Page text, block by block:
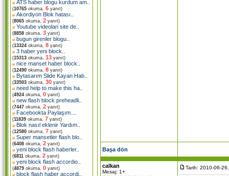
ATS haber blogu kurdum am
(10765 okuma, 6 yanıt)
Akordiyon Blok hatası
(8065 okuma, 2 yanıt)
Youtube videolari site de
(8858 okuma, 3 yanıt)
bugun girenler blogu
(13324 okuma, 8 yanıt)
3 haber yeni block
(15313 okuma, 13 yanıt)
nice manset haber block
(12490 okuma, 8 yanıt)
Bytasarım Slide Kayan Hab
(33503 okuma, 30 yanıt)
need help to make this ha
(4924 okuma, 0 yanıt)
new flash block preheadli
(7447 okuma, 2 yanıt)
Facebookta Paylaşım..
(11839 okuma, 7 yanıt)
Blok nasıl eklenir Yardım
(12580 okuma, 7 yanıt)
Super mansetler flash blo
(6408 okuma, 2 yanıt)
yeni block flash haberler..
(6811 okuma, 2 yanıt)
yeni block flash accordio
(4879 okuma, 0 yanıt)
block flash haber accordi
Başa dön
calkan
Mesaj: 1+
Tarih: 2010-06-